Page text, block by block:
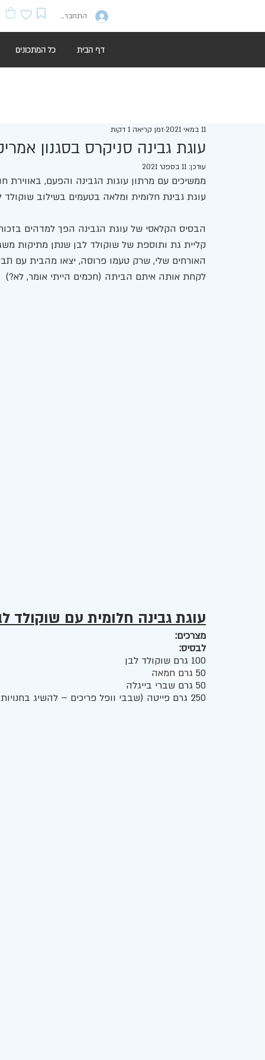
התחברות
דף הבית כל המתכונים
עוגת גבינה סניקרס בסגנון
11 במאי 2021 זמן קריאה 1 דקות
עודכן: 11 בספט׳ 2021
ממשיכים עם מרתון עוגות הגבינה והפעם, באווירת
עוגת גבינת חלומית ומלאה בטעמים בשילוב
הבסיס הקלאסי של עוגת הגבינה הפך למדהים
קליית גת ותוספת של שוקולד לבן שנתן מתיקות
האורחים שלי, שרק טעמו פרוסה, יצאו מהבית עם
לקחת אותה איתם הביתה (חכמים הייתי אומר, לא?)
עוגת גבינה חלומית עם שוקולד
מצרכים:
לבסיס:
100 גרם שוקולד לבן
50 גרם חמאה
50 גרם שברי בייגלה
250 גרם פייטה (שבבי וופל פריכים – להשיג בחנויות אפייה וקונדיטוריה) או ביסקוויטים פתי בר